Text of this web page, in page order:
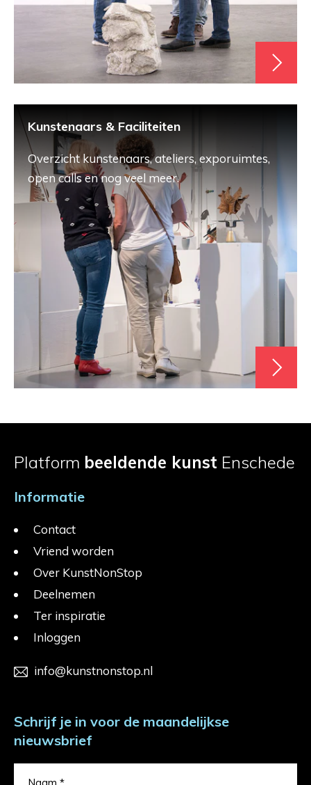
Kunstenaars & Faciliteiten
Overzicht kunstenaars, ateliers, exporuimtes,
open calls en nog veel meer.
Platform beeldende kunst Enschede
Informatie
Contact
Vriend worden
Over KunstNonStop
Deelnemen
Ter inspiratie
Inloggen
info@kunstnonstop.nl
Schrijf je in voor de maandelijkse
nieuwsbrief